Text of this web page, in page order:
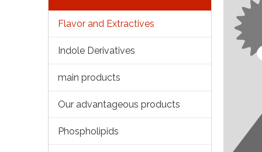
Flavor and Extractives
Indole Derivatives
main products
Our advantageous products
Phospholipids